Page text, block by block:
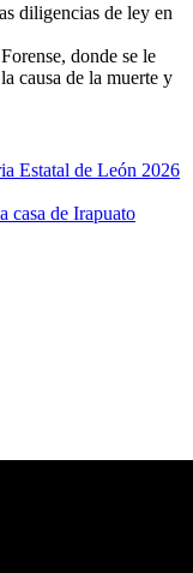
diligencias de ley en
donde se le
causa de la muerte y
Estatal de León 2026
casa de Irapuato